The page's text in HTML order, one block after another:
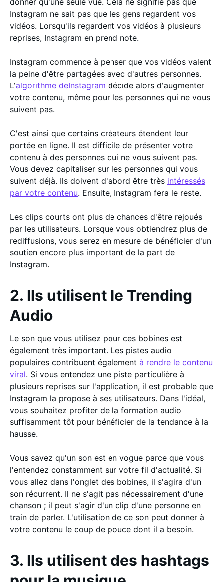
donner qu'une seule vue. Cela ne signifie pas que
Instagram ne sait pas que les gens regardent vos
vidéos. Lorsqu'ils regardent vos vidéos à plusieurs
reprises, Instagram en prend note.
Instagram commence à penser que vos vidéos valent
la peine d'être partagées avec d'autres personnes.
L'algorithme deInstagram décide alors d'augmenter
votre contenu, même pour les personnes qui ne vous
suivent pas.
C'est ainsi que certains créateurs étendent leur
portée en ligne. Il est difficile de présenter votre
contenu à des personnes qui ne vous suivent pas.
Vous devez capitaliser sur les personnes qui vous
suivent déjà. Ils doivent d'abord être très intéressés
par votre contenu. Ensuite, Instagram fera le reste.
Les clips courts ont plus de chances d'être rejoués
par les utilisateurs. Lorsque vous obtiendrez plus de
rediffusions, vous serez en mesure de bénéficier d'un
soutien encore plus important de la part de
Instagram.
2. Ils utilisent le Trending
Audio
Le son que vous utilisez pour ces bobines est
également très important. Les pistes audio
populaires contribuent également à rendre le contenu
viral. Si vous entendez une piste particulière à
plusieurs reprises sur l'application, il est probable que
Instagram la propose à ses utilisateurs. Dans l'idéal,
vous souhaitez profiter de la formation audio
suffisamment tôt pour bénéficier de la tendance à la
hausse.
Vous savez qu'un son est en vogue parce que vous
l'entendez constamment sur votre fil d'actualité. Si
vous allez dans l'onglet des bobines, il s'agira d'un
son récurrent. Il ne s'agit pas nécessairement d'une
chanson ; il peut s'agir d'un clip d'une personne en
train de parler. L'utilisation de ce son peut donner à
votre contenu le coup de pouce dont il a besoin.
3. Ils utilisent des hashtags